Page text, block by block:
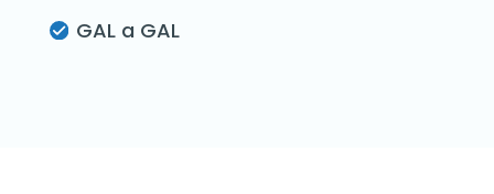
GAL a GAL